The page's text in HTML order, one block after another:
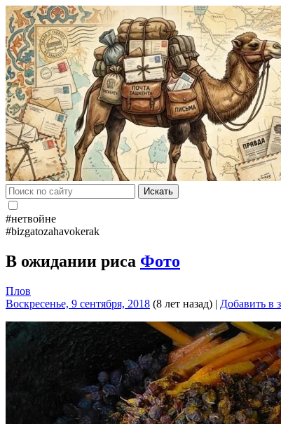
Искать
#нетвойне
#bizgatozahavokerak
В ожидании риса Фото
Плов
Воскресенье, 9 сентября, 2018 (8 лет назад) | Добавить в